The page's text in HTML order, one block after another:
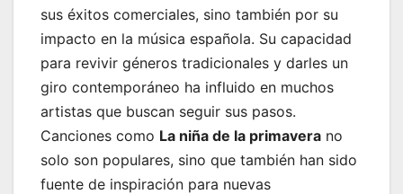
sus éxitos comerciales, sino también por su
impacto en la música española. Su capacidad
para revivir géneros tradicionales y darles un
giro contemporáneo ha influido en muchos
artistas que buscan seguir sus pasos.
Canciones como La niña de la primavera no
solo son populares, sino que también han sido
fuente de inspiración para nuevas